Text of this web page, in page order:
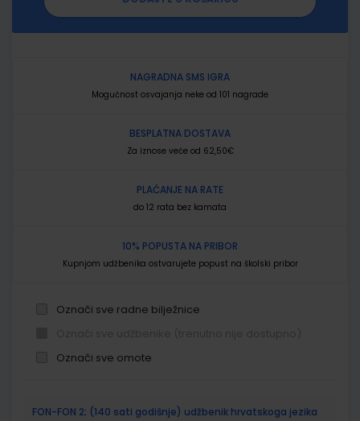
NAGRADNA SMS IGRA
Mogućnost osvajanja neke od 101 nagrade
BESPLATNA DOSTAVA
Za iznose veće od 62,50€
PLAĆANJE NA RATE
do 12 rata bez kamata
10% POPUSTA NA PRIBOR
Kupnjom udžbenika ostvarujete popust na školski pribor
Označi sve radne bilježnice
Označi sve omote
proizvodi
FON-FON 2; (140 sati godišnje) udžbenik hrvatskoga jezika